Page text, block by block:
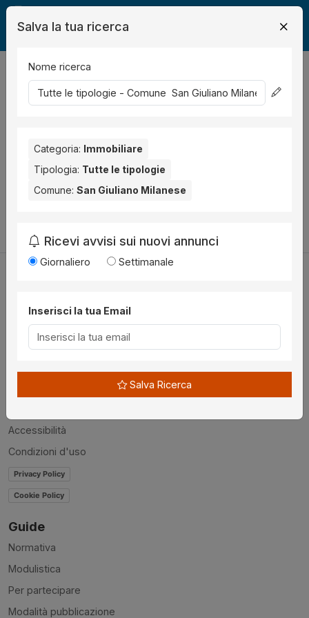
Legalmente Immobili
risultati Ordina per
Milanese. Nessun risultato per la Provincia selezionata:
Milano
Prova a modificare i parametri di ricerca:
Utilità
Chi siamo
Accessibilità
Condizioni d'uso
Privacy Policy
Cookie Policy
Guide
Normativa
Modulistica
Per partecipare
Modalità pubblicazione
Salva la tua ricerca
Nome ricerca
Categoria: Immobiliare
Tipologia: Tutte le tipologie
Comune: San Giuliano Milanese
Ricevi avvisi sui nuovi annunci
Giornaliero Settimanale
Inserisci la tua Email
Salva Ricerca